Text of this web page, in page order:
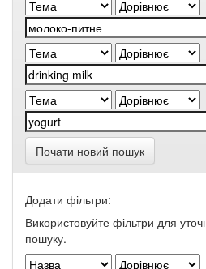
Почати новий пошук
Додати фільтри:
Використовуйте фільтри для
пошуку.